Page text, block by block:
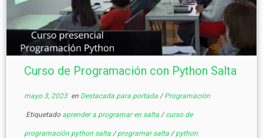
Curso de Programación con Python Salta
mayo 3, 2023en Destacada para portada /Programación
Etiquetado aprender a programar en salta /curso de
programación python salta /programar salta /python